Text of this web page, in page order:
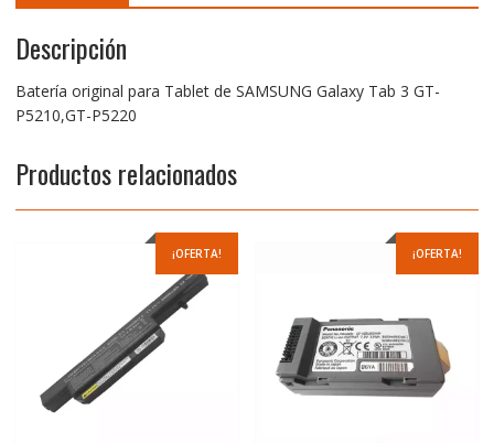
Descripción
Batería original para Tablet de SAMSUNG Galaxy Tab 3 GT-
P5210,GT-P5220
Productos relacionados
¡OFERTA! ¡OFERTA!